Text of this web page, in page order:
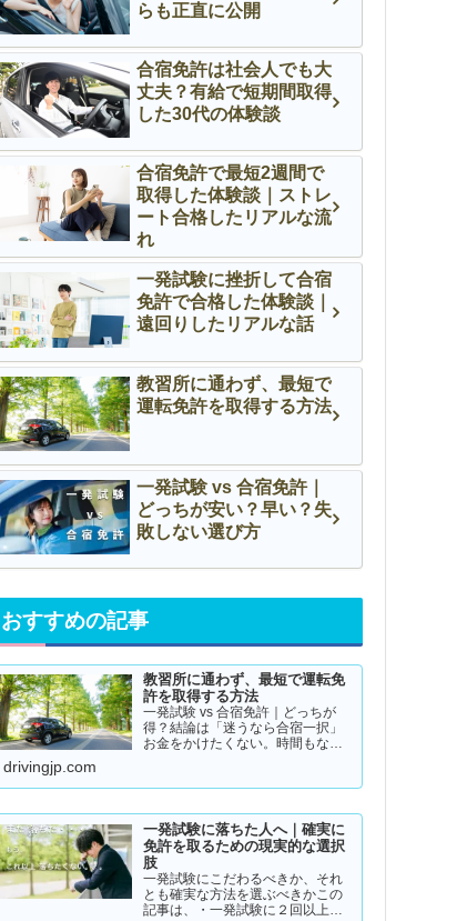
らも正直に公開
合宿免許は社会人でも大
丈夫？有給で短期間取得
した30代の体験談
合宿免許で最短2週間で
取得した体験談｜ストレ
ート合格したリアルな流
れ
一発試験に挫折して合宿
免許で合格した体験談｜
遠回りしたリアルな話
教習所に通わず、最短で
運転免許を取得する方法
一発試験 vs 合宿免許｜
どっちが安い？早い？失
敗しない選び方
おすすめの記事
教習所に通わず、最短で運転免
許を取得する方法
一発試験 vs 合宿免許｜どっちが
得？結論は「迷うなら合宿一択」
お金をかけたくない。時間もな
た。👉 まずは結論から【結論】教
実質この2つです。・一発試験…
drivingjp.com
一発試験に落ちた人へ｜確実に
免許を取るための現実的な選択
肢
一発試験にこだわるべきか、それ
とも確実な方法を選ぶべきかこの
記事は、・一発試験に２回以上落